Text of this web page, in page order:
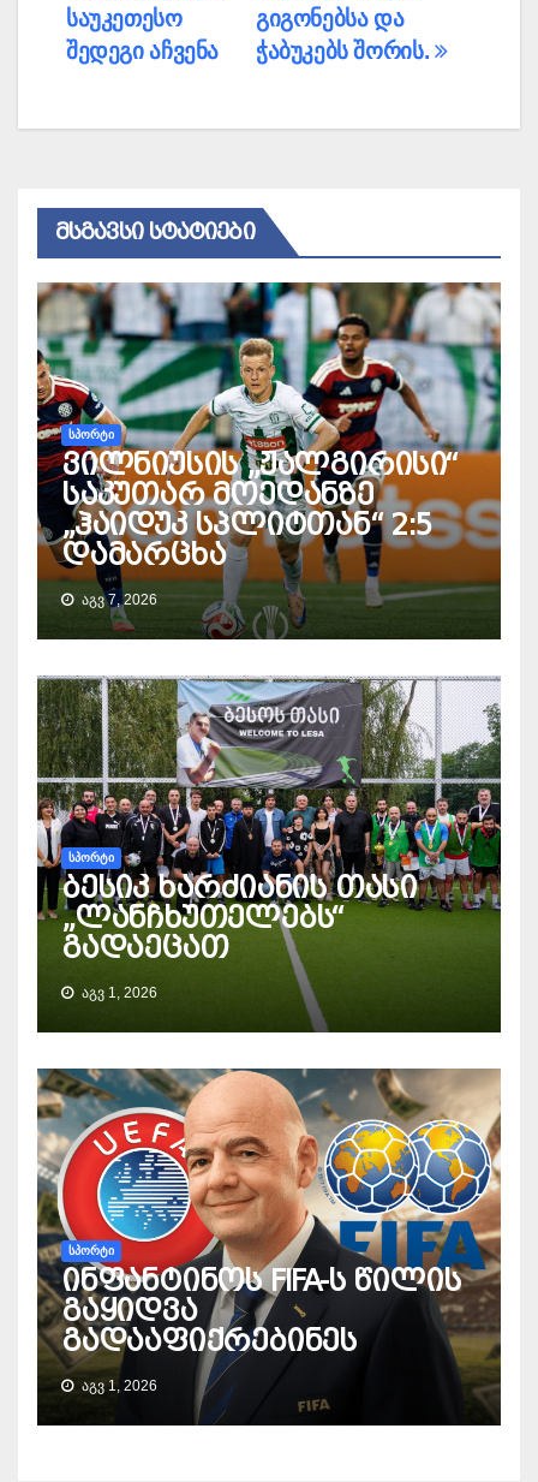
გიგონებსა და
ჭაბუკებს შორის.
საუკეთესო
შედეგი აჩვენა
ᲛᲡᲒᲐᲕᲡᲘ ᲡᲢᲐᲢᲘᲔᲑᲘ
ᲡᲞᲝᲠᲢᲘ
ვილნიუსის „ჟალგირისი“
საკუთარ მოედანზე
„ჰაიდუკ სპლიტთან“ 2:5
დამარცხა
ᲐᲒᲕ 7, 2026
ᲡᲞᲝᲠᲢᲘ
ბესიკ ხარძიანის თასი
„ლანჩხუთელებს“
გადაეცათ
ᲐᲒᲕ 1, 2026
ᲡᲞᲝᲠᲢᲘ
ინფანტინოს FIFA-ს წილის
გაყიდვა
გადააფიქრებინეს
ᲐᲒᲕ 1, 2026